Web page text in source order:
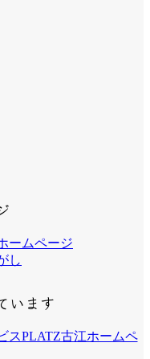
し
います